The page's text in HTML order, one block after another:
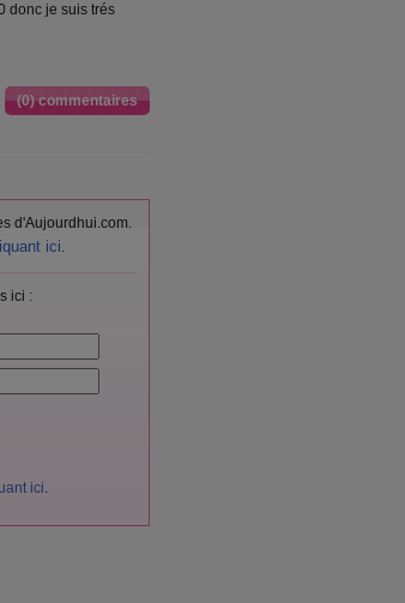
donc je suis trés
(0) commentaires
d'Aujourdhui.com.
ici.
ici :
ici.